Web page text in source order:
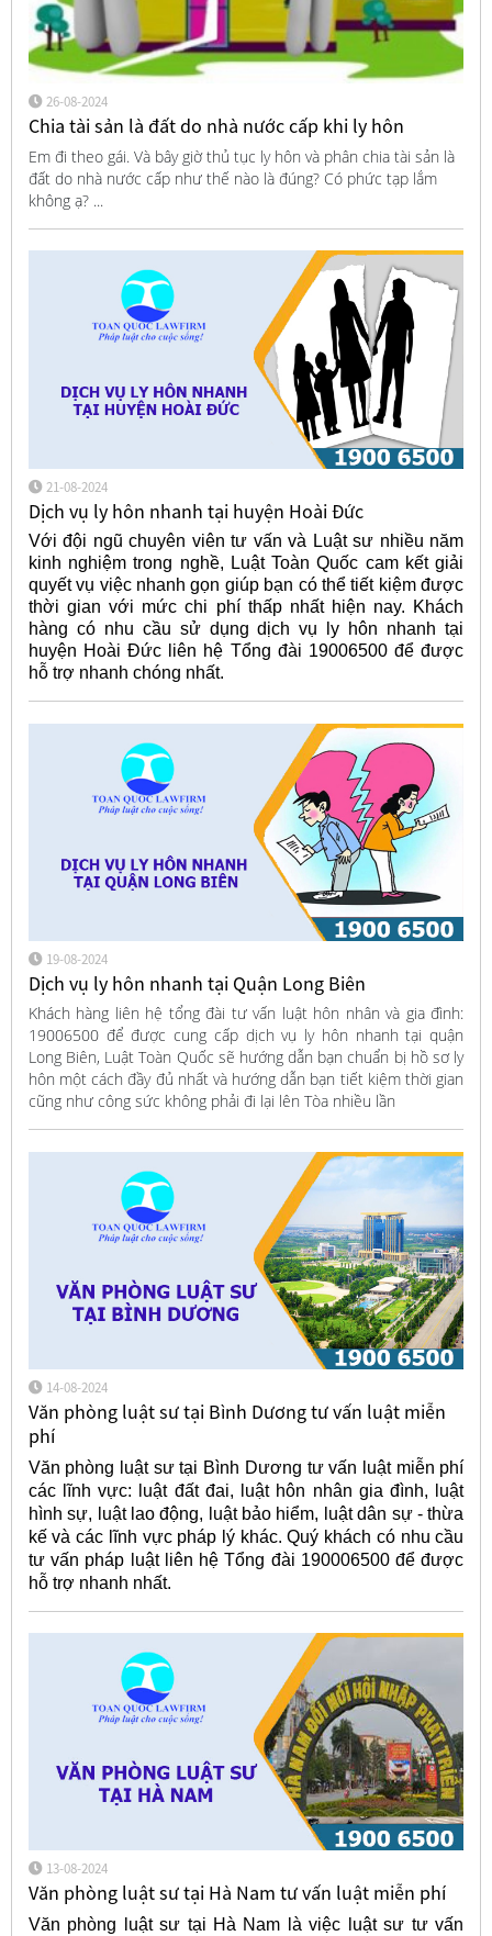
26-08-2024
Chia tài sản là đất do nhà nước cấp khi ly hôn
Em đi theo gái. Và bây giờ thủ tục ly hôn và phân chia tài sản là
đất do nhà nước cấp như thế nào là đúng? Có phức tạp lắm
không ạ? ...
21-08-2024
Dịch vụ ly hôn nhanh tại huyện Hoài Đức
Với đội ngũ chuyên viên tư vấn và Luật sư nhiều năm
kinh nghiệm trong nghề, Luật Toàn Quốc cam kết giải
quyết vụ việc nhanh gọn giúp bạn có thể tiết kiệm được
thời gian với mức chi phí thấp nhất hiện nay. Khách
hàng có nhu cầu sử dụng dịch vụ ly hôn nhanh tại
huyện Hoài Đức liên hệ Tổng đài 19006500 để được
hỗ trợ nhanh chóng nhất.
19-08-2024
Dịch vụ ly hôn nhanh tại Quận Long Biên
Khách hàng liên hệ tổng đài tư vấn luật hôn nhân và gia đình:
19006500 để được cung cấp dịch vụ ly hôn nhanh tại quận
Long Biên, Luật Toàn Quốc sẽ hướng dẫn bạn chuẩn bị hồ sơ ly
hôn một cách đầy đủ nhất và hướng dẫn bạn tiết kiệm thời gian
cũng như công sức không phải đi lại lên Tòa nhiều lần
14-08-2024
Văn phòng luật sư tại Bình Dương tư vấn luật miễn
phí
Văn phòng luật sư tại Bình Dương tư vấn luật miễn phí
các lĩnh vực: luật đất đai, luật hôn nhân gia đình, luật
hình sự, luật lao động, luật bảo hiểm, luật dân sự - thừa
kế và các lĩnh vực pháp lý khác. Quý khách có nhu cầu
tư vấn pháp luật liên hệ Tổng đài 190006500 để được
hỗ trợ nhanh nhất.
13-08-2024
Văn phòng luật sư tại Hà Nam tư vấn luật miễn phí
Văn phòng luật sư tại Hà Nam là việc luật sư tư vấn